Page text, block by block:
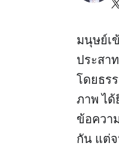
มนุษย์เ
ประสา
โดยธร
ภาพ ได้
ข้อควา
กัน แต่